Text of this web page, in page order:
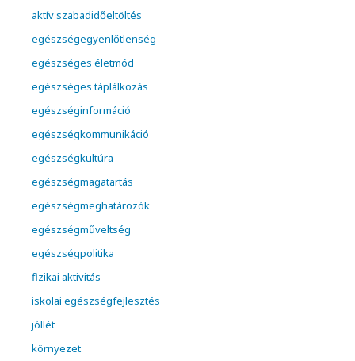
aktív szabadidőeltöltés
egészségegyenlőtlenség
egészséges életmód
egészséges táplálkozás
egészséginformáció
egészségkommunikáció
egészségkultúra
egészségmagatartás
egészségmeghatározók
egészségműveltség
egészségpolitika
fizikai aktivitás
iskolai egészségfejlesztés
jóllét
környezet